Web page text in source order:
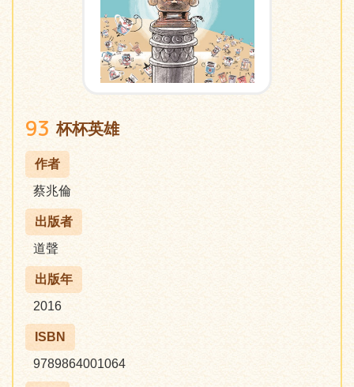
93 杯杯英雄
作者
蔡兆倫
出版者
道聲
出版年
2016
ISBN
9789864001064